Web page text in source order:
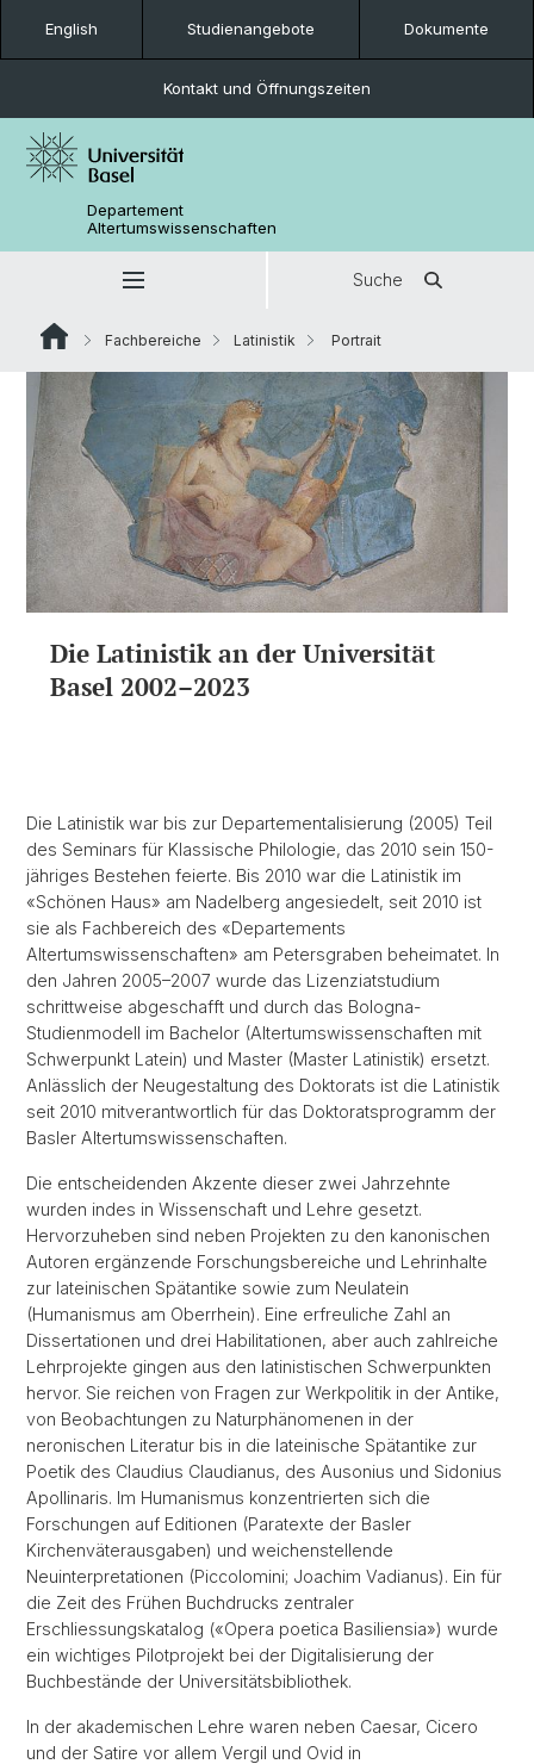
English Studienangebote Dokumente
Kontakt und Öffnungszeiten
Departement
Altertumswissenschaften
Suche
Fachbereiche Latinistik Portrait
Die Latinistik an der Universität
Basel 2002–2023
Die Latinistik war bis zur Departementalisierung (2005) Teil
des Seminars für Klassische Philologie, das 2010 sein 150-
jähriges Bestehen feierte. Bis 2010 war die Latinistik im
«Schönen Haus» am Nadelberg angesiedelt, seit 2010 ist
sie als Fachbereich des «Departements
Altertumswissenschaften» am Petersgraben beheimatet. In
den Jahren 2005–2007 wurde das Lizenziatstudium
schrittweise abgeschafft und durch das Bologna-
Studienmodell im Bachelor (Altertumswissenschaften mit
Schwerpunkt Latein) und Master (Master Latinistik) ersetzt.
Anlässlich der Neugestaltung des Doktorats ist die Latinistik
seit 2010 mitverantwortlich für das Doktoratsprogramm der
Basler Altertumswissenschaften.
Die entscheidenden Akzente dieser zwei Jahrzehnte
wurden indes in Wissenschaft und Lehre gesetzt.
Hervorzuheben sind neben Projekten zu den kanonischen
Autoren ergänzende Forschungsbereiche und Lehrinhalte
zur lateinischen Spätantike sowie zum Neulatein
(Humanismus am Oberrhein). Eine erfreuliche Zahl an
Dissertationen und drei Habilitationen, aber auch zahlreiche
Lehrprojekte gingen aus den latinistischen Schwerpunkten
hervor. Sie reichen von Fragen zur Werkpolitik in der Antike,
von Beobachtungen zu Naturphänomenen in der
neronischen Literatur bis in die lateinische Spätantike zur
Poetik des Claudius Claudianus, des Ausonius und Sidonius
Apollinaris. Im Humanismus konzentrierten sich die
Forschungen auf Editionen (Paratexte der Basler
Kirchenväterausgaben) und weichenstellende
Neuinterpretationen (Piccolomini; Joachim Vadianus). Ein für
die Zeit des Frühen Buchdrucks zentraler
Erschliessungskatalog («Opera poetica Basiliensia») wurde
ein wichtiges Pilotprojekt bei der Digitalisierung der
Buchbestände der Universitätsbibliothek.
In der akademischen Lehre waren neben Caesar, Cicero
und der Satire vor allem Vergil und Ovid in